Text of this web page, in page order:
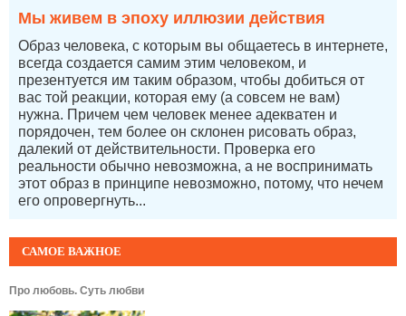
САМОЕ ВАЖНОЕ
Про любовь. Суть любви
Мы живем в эпоху иллюзии действия
Образ человека, с которым вы общаетесь в интернете,
всегда создается самим этим человеком, и
презентуется им таким образом, чтобы добиться от
вас той реакции, которая ему (а совсем не вам)
нужна. Причем чем человек менее адекватен и
порядочен, тем более он склонен рисовать образ,
далекий от действительности. Проверка его
реальности обычно невозможна, а не воспринимать
этот образ в принципе невозможно, потому, что нечем
его опровергнуть...